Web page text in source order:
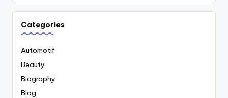
Categories
Automotif
Beauty
Biography
Blog